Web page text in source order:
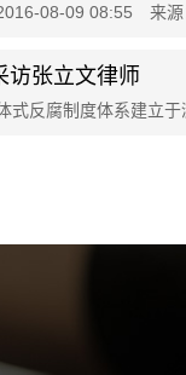
访张立文律师
巨额财产来源不明